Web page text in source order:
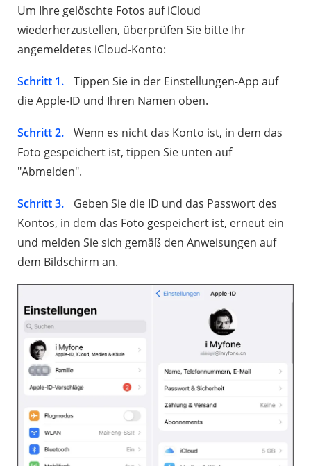
Um Ihre gelöschte Fotos auf iCloud
wiederherzustellen, überprüfen Sie bitte Ihr
angemeldetes iCloud-Konto:
Schritt 1.
Tippen Sie in der Einstellungen-App auf
die Apple-ID und Ihren Namen oben.
Schritt 2.
Wenn es nicht das Konto ist, in dem das
Foto gespeichert ist, tippen Sie unten auf
"Abmelden".
Schritt 3.
Geben Sie die ID und das Passwort des
Kontos, in dem das Foto gespeichert ist, erneut ein
und melden Sie sich gemäß den Anweisungen auf
dem Bildschirm an.